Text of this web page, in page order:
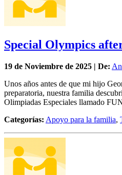
Special Olympics
19 de Noviembre de 2025 | De:
Unos años antes de que mi hijo
preparatoria, nuestra familia
Olimpiadas Especiales llamado
Categorías: Apoyo para la familia,